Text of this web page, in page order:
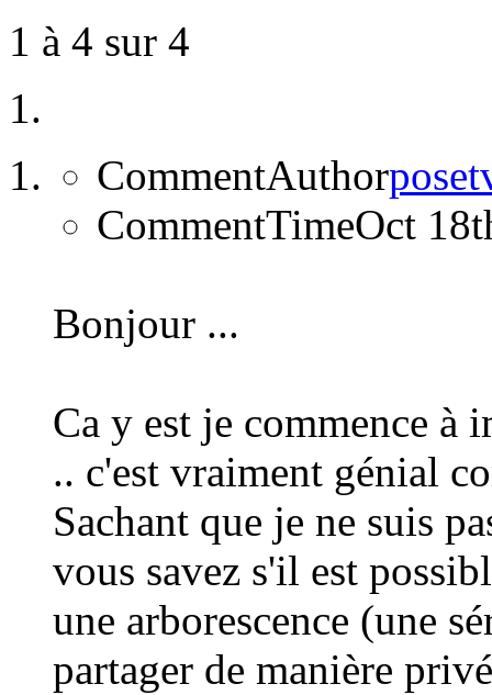
1 à 4 sur 4
CommentAuthor
CommentTimeOct
Bonjour ...
Ca y est je commence à
.. c'est vraiment génial
Sachant que je ne suis
vous savez s'il est
une arborescence (une
partager de manière